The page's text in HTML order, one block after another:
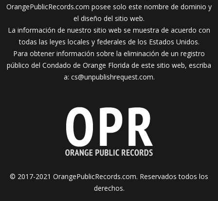
OrangePublicRecords.com posee solo este nombre de dominio y
el diseño del sitio web.
La información de nuestro sitio web se muestra de acuerdo con
todas las leyes locales y federales de los Estados Unidos.
Para obtener información sobre la eliminación de un registro
público del Condado de Orange Florida de este sitio web, escriba
a: cs@unpublishrequest.com.
© 2017-2021 OrangePublicRecords.com. Reservados todos los
derechos.